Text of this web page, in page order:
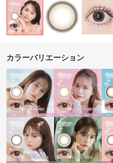
カラーバリエーション